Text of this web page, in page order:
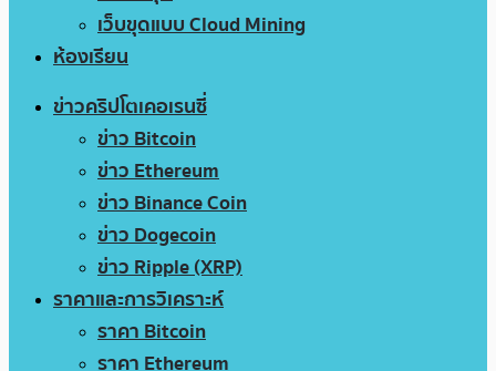
เว็บขุดแบบ Cloud Mining
ห้องเรียน
ข่าวคริปโตเคอเรนซี่
ข่าว Bitcoin
ข่าว Ethereum
ข่าว Binance Coin
ข่าว Dogecoin
ข่าว Ripple (XRP)
ราคาและการวิเคราะห์
ราคา Bitcoin
ราคา Ethereum